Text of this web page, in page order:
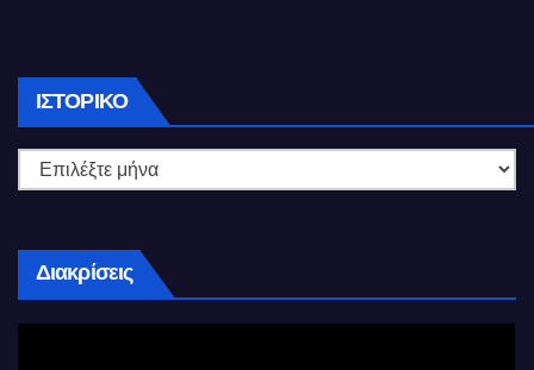
ΙΣΤΟΡΙΚΌ Ιστορικό
Διακρίσεις